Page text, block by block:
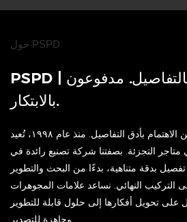
حول PSPD
مدفوعون
بالابتكار.
٢٨ عامًا من الاهتمام بأدق التفاصيل. منذ عام ١٩٩٨، تُعيد PSPD تعريف
التجزئة. بصفتنا شركة تصنيع رائدة في
بدقة متناهية، بدءًا من البحث والتطوير
التركيب النهائي. نساعد علامات المجوهرات
تحويل أفكارها إلى حلول قابلة للتطوير